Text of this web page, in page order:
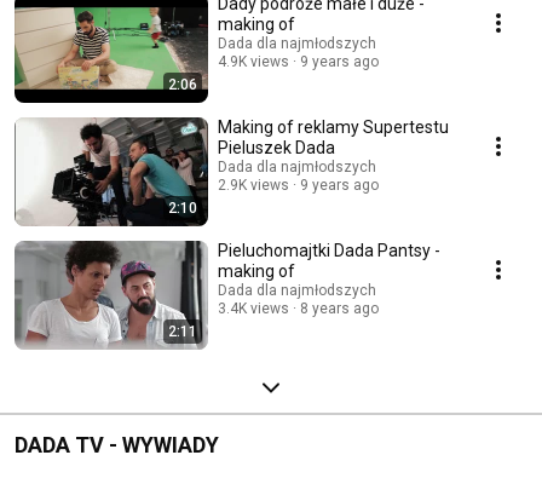
2:06
making of
Dada dla najmłodszych
4.9K views
9 years ago
2:10
Making of reklamy Supertestu
Pieluszek Dada
Dada dla najmłodszych
2.9K views
9 years ago
2:11
Pieluchomajtki Dada Pantsy -
making of
Dada dla najmłodszych
3.4K views
8 years ago
DADA TV - WYWIADY